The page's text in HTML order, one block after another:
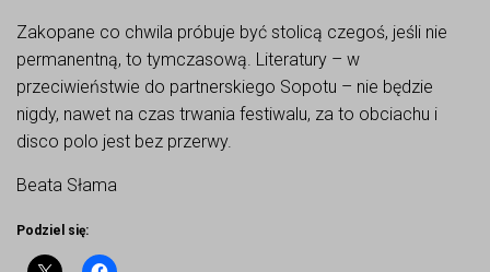
Zakopane co chwila próbuje być stolicą czegoś, jeśli nie
permanentną, to tymczasową. Literatury – w
przeciwieństwie do partnerskiego Sopotu – nie będzie
nigdy, nawet na czas trwania festiwalu, za to obciachu i
disco polo jest bez przerwy.
Beata Słama
Podziel się: